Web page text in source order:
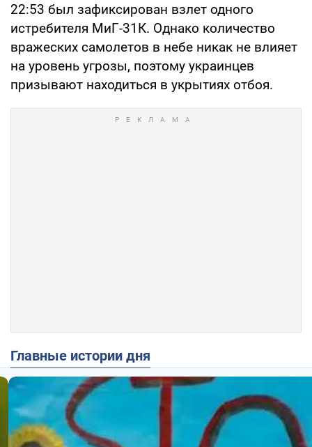
22:53 был зафиксирован взлет одного
истребителя МиГ-31К. Однако количество
вражеских самолетов в небе никак не влияет
на уровень угрозы, поэтому украинцев
призывают находиться в укрытиях отбоя.
Главные истории дня